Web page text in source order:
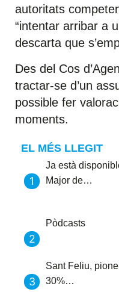
autoritats
“intentar arribar a
descarta que
Des del Cos
tractar-se d’un
possible fer
moments.
EL MÉS LLEGIT
Ja està
Major de…
Pòdcasts
Sant Feliu,
30%…